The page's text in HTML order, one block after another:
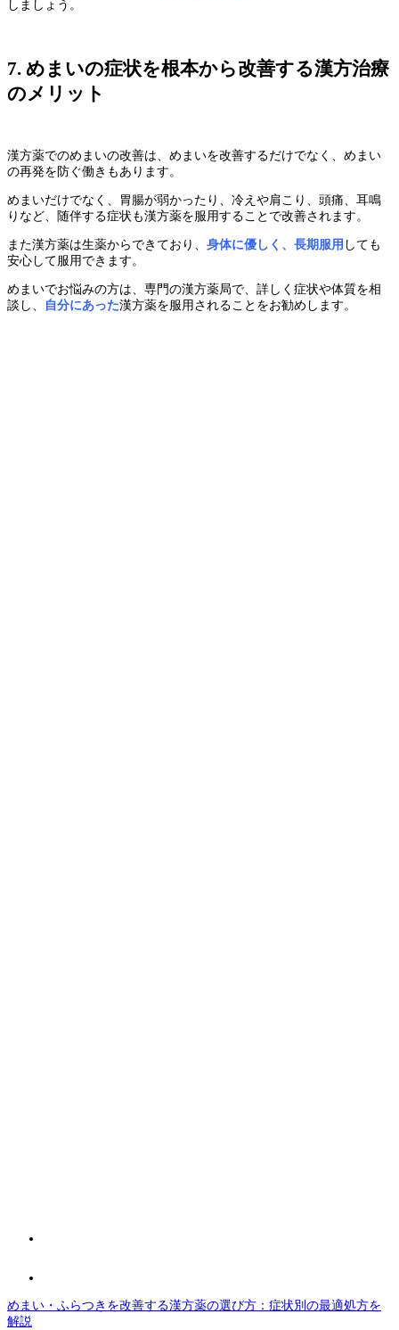
しましょう。
7. めまいの症状を根本から改善する漢方治療
のメリット
漢方薬でのめまいの改善は、めまいを改善するだけでなく、めまい
の再発を防ぐ働きもあります。
めまいだけでなく、胃腸が弱かったり、冷えや肩こり、頭痛、耳鳴
りなど、随伴する症状も漢方薬を服用することで改善されます。
また漢方薬は生薬からできており、 身体に優しく、長期服用 しても
安心して服用できます。
めまいでお悩みの方は、専門の漢方薬局で、詳しく症状や体質を相
談し、
自分にあった漢方薬を服用されることをお勧めします。
めまい・ふらつきを改善する漢方薬の選び方：症状別の最適処方を
解説